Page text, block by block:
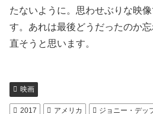
たないように。思わせぶりな映
す。あれは最後どうだったのか
直そうと思います。
映画
2017 アメリカ ジョニー・デッ